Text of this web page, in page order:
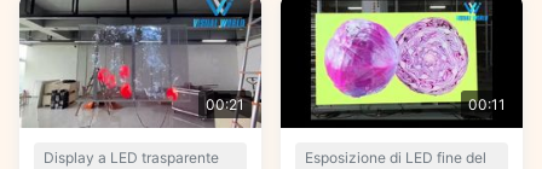
00:21
Display a LED trasparente
00:11
Esposizione di LED fine del